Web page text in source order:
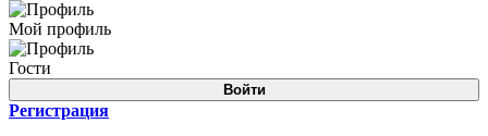
Мой профиль
Гости
Войти
Регистрация